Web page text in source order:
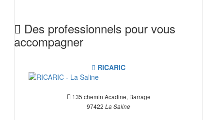
Des professionnels pour vous
accompagner
RICARIC
135 chemin Acadine, Barrage
97422 La Saline